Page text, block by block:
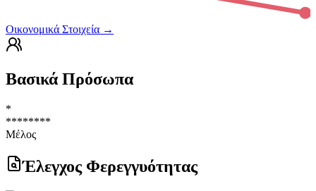
Οικονομικά Στοιχεία →
Βασικά Πρόσωπα
*
********
Μέλος
Έλεγχος Φερεγγυότητας